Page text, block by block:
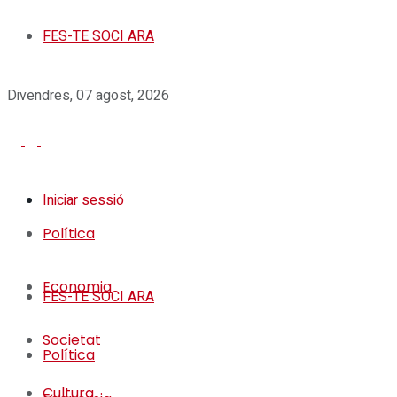
FES-TE SOCI ARA
Divendres, 07 agost, 2026
Iniciar sessió
Política
Economia
Societat
FES-TE SOCI ARA
Política